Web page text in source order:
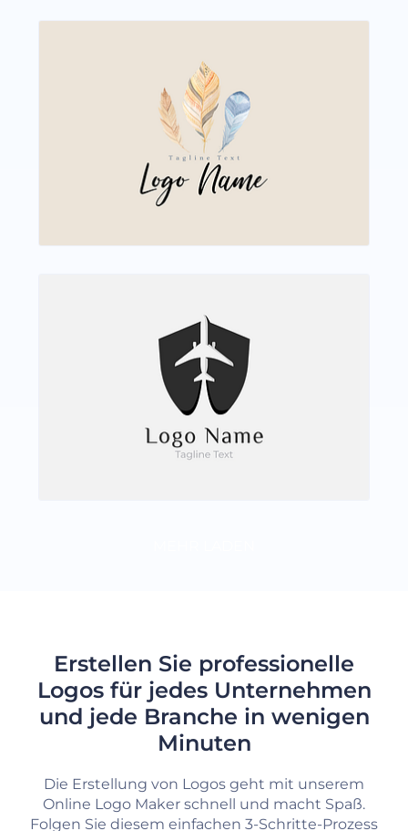
Erstellen Sie professionelle
Logos für jedes Unternehmen
und jede Branche in wenigen
Minuten
Die Erstellung von Logos geht mit unserem
Online Logo Maker schnell und macht Spaß.
Folgen Sie diesem einfachen 3-Schritte-Prozess